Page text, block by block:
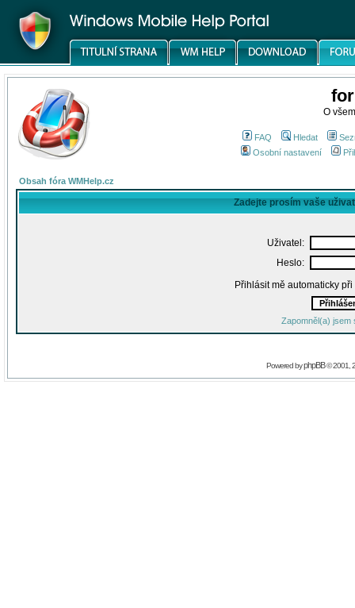
O
FAQ Hledat
Osobní nastavení
Obsah fóra WMHelp.cz
Zadejte prosím vaše
Uživatel:
Heslo:
Přihlásit mě automaticky
Zapomněl(a) jsem
Powered byphpBB© 2001,